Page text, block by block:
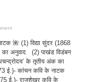
🌺 (1) विद्या सुंदर (1868
का अनुवाद (2) पाखंड विडंबन
के तृतीय अंक का
ई.)- कांचन कवि के नाटक
ई.)- राजशेखर कवि के